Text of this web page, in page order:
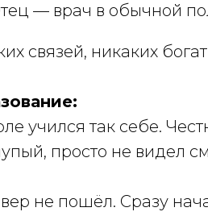
— врач в обычной
связей, никаких
учился так себе.
просто не видел
не пошёл. Сразу